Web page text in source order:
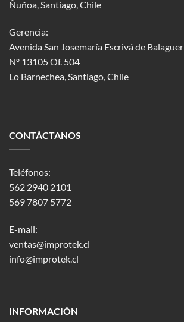
Ñuñoa, Santiago, Chile
Gerencia:
Avenida San Josemaría Escrivá de Balaguer
Nº 13105 Of. 504
Lo Barnechea, Santiago, Chile
CONTÁCTANOS
Teléfonos:
562 2940 2101
569 7807 5772
E-mail:
ventas@improtek.cl
info@improtek.cl
INFORMACIÓN